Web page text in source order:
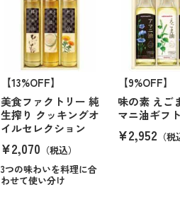
【13%OFF】
美食ファクトリー 純
生搾り クッキングオ
イルセレクション
¥2,070 （税込）
3つの味わいを料理に合
わせて使い分け
【9%OFF】
味の素 えご
マニ油ギフ
¥2,952 （